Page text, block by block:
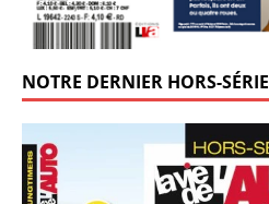
NOTRE DERNIER HORS-SÉRIE